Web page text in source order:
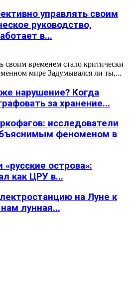
управлять своим
руководство,
в...
своим временем стало критически
мире Задумывался ли ты,...
нарушение? Когда
за хранение...
исследователи
феноменом в
«русские острова»:
как ЦРУ в...
на Луне к
лунная...